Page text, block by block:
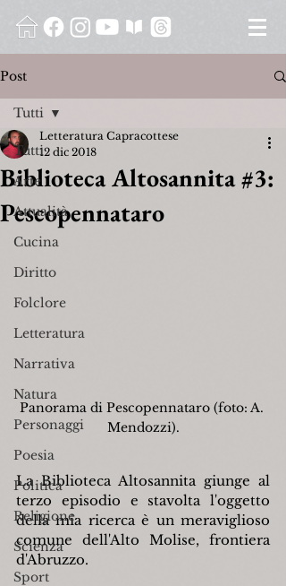
Post
Tutti
Arte
Attualità
Cucina
Diritto
Folclore
Letteratura
Narrativa
Natura
Personaggi
Poesia
Politica
Religione
Scienza
Sport
Tutti
Biblioteca Altosannita #3:
Pescopennataro
Letteratura Capracottese
12 dic 2018
Panorama di Pescopennataro (foto: A.
Mendozzi).
La Biblioteca Altosannita giunge al
terzo episodio e stavolta l'oggetto
della mia ricerca è un meraviglioso
comune dell'Alto Molise, frontiera
d'Abruzzo.